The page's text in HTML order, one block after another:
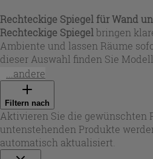
Rechteckige Spiegel für Wand
Rechteckige Spiegel bringen
Ambiente und lassen Räume
dieser Auswahl finden Sie
Optik sowie bündige Varianten
ideal als
wandspiegel rechteckig
oder über der Kommode. Je
Holzdekore wie natürliche Eiche
Weiß) ebenso wie moderne
minimalistischen,
Einrichtungen. So wählen Sie
...andere
Filtern nach
Aktivieren Sie die gewünschten
untenstehenden Produkte
automatisch aktualisiert.